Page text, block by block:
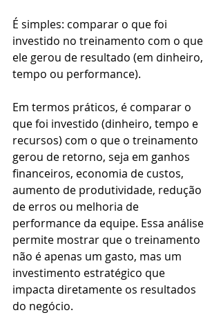
É simples: comparar o que foi
investido no treinamento com o que
ele gerou de resultado (em dinheiro,
tempo ou performance).
Em termos práticos, é comparar o
que foi investido (dinheiro, tempo e
recursos) com o que o treinamento
gerou de retorno, seja em ganhos
financeiros, economia de custos,
aumento de produtividade, redução
de erros ou melhoria de
performance da equipe. Essa análise
permite mostrar que o treinamento
não é apenas um gasto, mas um
investimento estratégico que
impacta diretamente os resultados
do negócio.